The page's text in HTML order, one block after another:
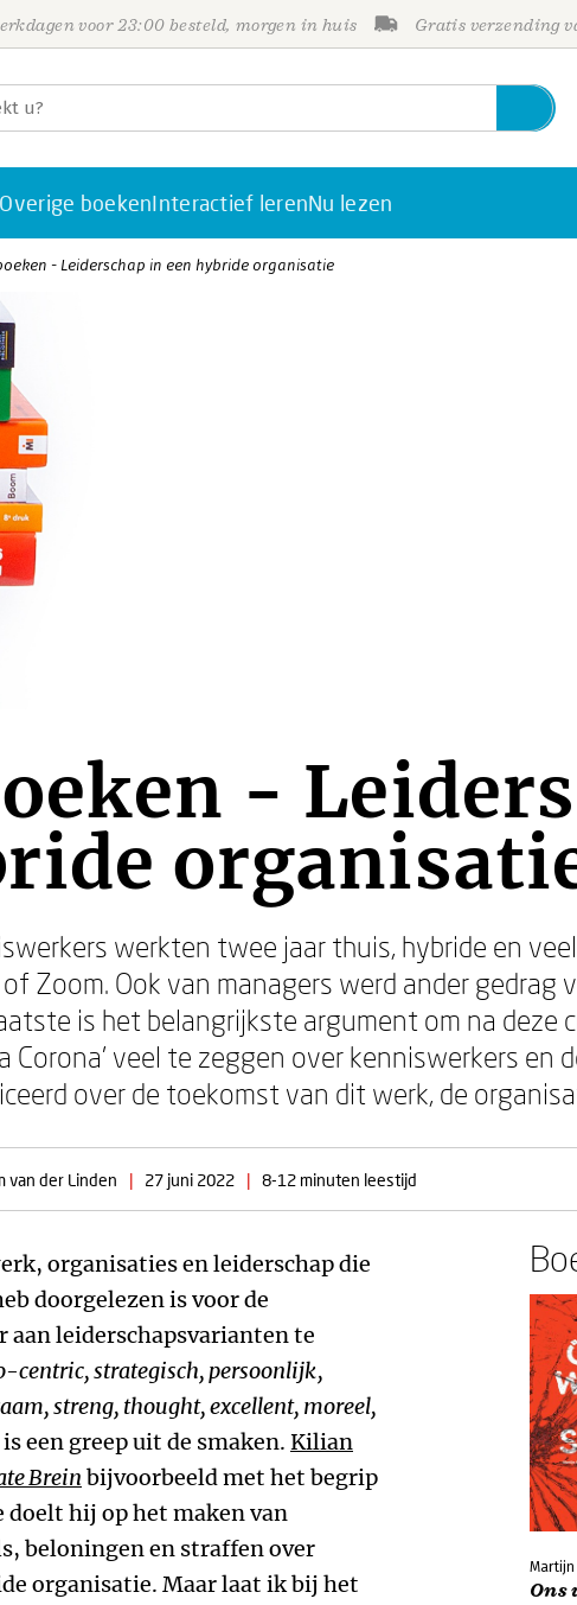
voor 23:00 besteld, morgen in huis Gratis verzending
Overige boekenInteractief lerenNu lezen
- Leiderschap in een hybride organisatie
-
werkten twee jaar thuis, hybride en
Zoom. Ook van managers werd ander gedrag
is het belangrijkste argument om na deze
Corona’ veel te zeggen over kenniswerkers en
over de toekomst van dit werk, de
van der Linden | 27 juni 2022 | 8-12 minuten leestijd
organisaties en leiderschap die
doorgelezen is voor de
aan leiderschapsvarianten te
centric, strategisch, persoonlijk,
streng, thought, excellent, moreel,
is een greep uit de smaken. Kilian
Brein bijvoorbeeld met het begrip
doelt hij op het maken van
beloningen en straffen over
organisatie. Maar laat ik bij het
Martijn
Ons